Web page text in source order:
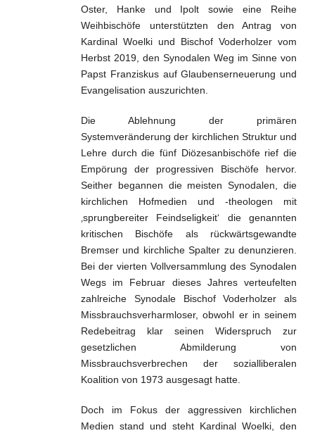
Oster, Hanke und Ipolt sowie eine Reihe
Weihbischöfe unterstützten den Antrag von
Kardinal Woelki und Bischof Voderholzer vom
Herbst 2019, den Synodalen Weg im Sinne von
Papst Franziskus auf Glaubenserneuerung und
Evangelisation auszurichten.
Die Ablehnung der primären
Systemveränderung der kirchlichen Struktur und
Lehre durch die fünf Diözesanbischöfe rief die
Empörung der progressiven Bischöfe hervor.
Seither begannen die meisten Synodalen, die
kirchlichen Hofmedien und -theologen mit
‚sprungbereiter Feindseligkeit‘ die genannten
kritischen Bischöfe als rückwärtsgewandte
Bremser und kirchliche Spalter zu denunzieren.
Bei der vierten Vollversammlung des Synodalen
Wegs im Februar dieses Jahres verteufelten
zahlreiche Synodale Bischof Voderholzer als
Missbrauchsverharmloser, obwohl er in seinem
Redebeitrag klar seinen Widerspruch zur
gesetzlichen Abmilderung von
Missbrauchsverbrechen der sozialliberalen
Koalition von 1973 ausgesagt hatte.
Doch im Fokus der aggressiven kirchlichen
Medien stand und steht Kardinal Woelki, den